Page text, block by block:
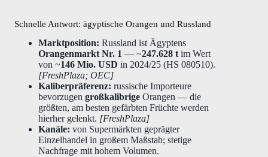
Schnelle Antwort: ägyptische Orangen und Russland
Marktposition: Russland ist Ägyptens
Orangenmarkt Nr. 1 — ~247.628 t im Wert
von ~146 Mio. USD in 2024/25 (HS 080510).
[FreshPlaza; OEC]
Kaliberpräferenz: russische Importeure
bevorzugen großkalibrige Orangen — die
größten, am besten gefärbten Früchte werden
hierher gelenkt. [FreshPlaza]
Kanäle: von Supermärkten geprägter
Einzelhandel in großem Maßstab; stetige
Nachfrage mit hohem Volumen.